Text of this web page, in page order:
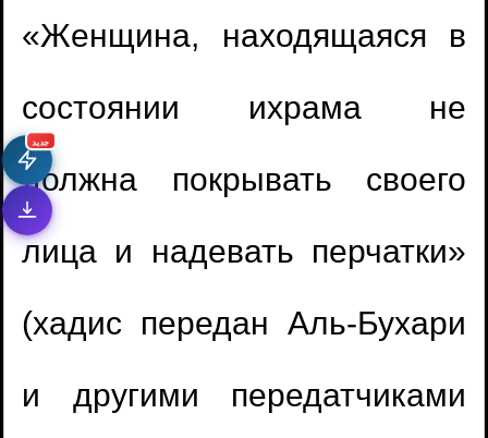
جديد
«Женщина, находящаяся в
состоянии ихрама не
должна покрывать своего
лица и надевать перчатки»
(хадис передан Аль-Бухари
и другими передатчиками